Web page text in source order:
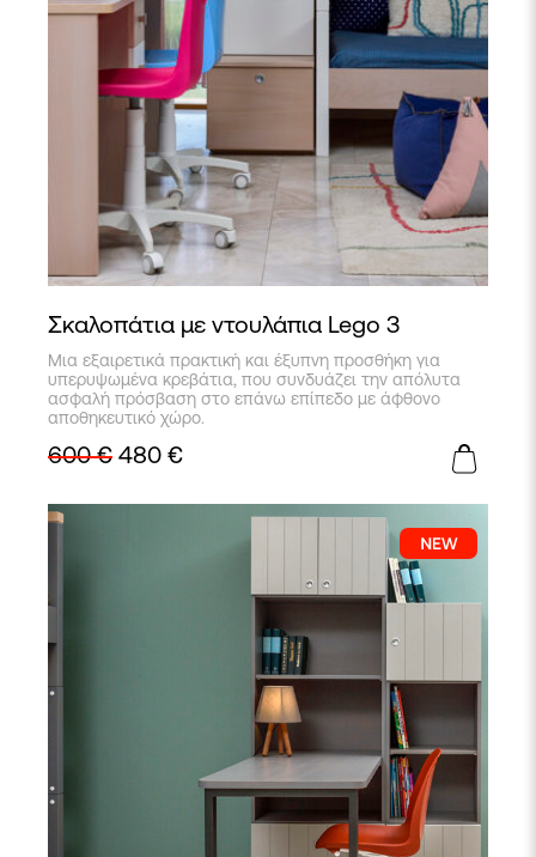
Σκαλοπάτια με ντουλάπια Lego 3
Μια εξαιρετικά πρακτική και έξυπνη προσθήκη για
υπερυψωμένα κρεβάτια, που συνδυάζει την απόλυτα
ασφαλή πρόσβαση στο επάνω επίπεδο με άφθονο
αποθηκευτικό χώρο.
600€ 480 €